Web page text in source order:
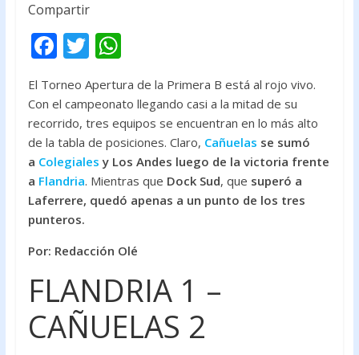
Compartir
F
e
b
o
o
k
T
itt
er
W
at
s
A
p
p
El Torneo Apertura de la Primera B está al rojo vivo.
Con el campeonato llegando casi a la mitad de su
recorrido, tres equipos se encuentran en lo más alto
de la tabla de posiciones. Claro, Cañuelas se sumó
a Colegialesy Los Andes luego de la victoria frente
a Flandria. Mientras que Dock Sud, que superó a
Laferrere, quedó apenas a un punto de los tres
punteros.
Por: Redacción Olé
FLANDRIA 1 –
CAÑUELAS 2